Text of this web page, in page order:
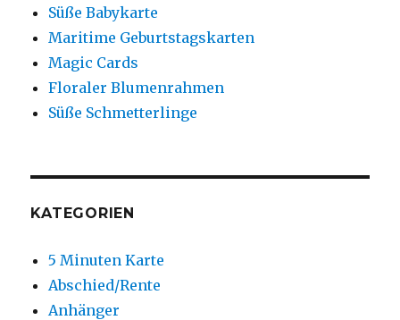
Süße Babykarte
Maritime Geburtstagskarten
Magic Cards
Floraler Blumenrahmen
Süße Schmetterlinge
KATEGORIEN
5 Minuten Karte
Abschied/Rente
Anhänger